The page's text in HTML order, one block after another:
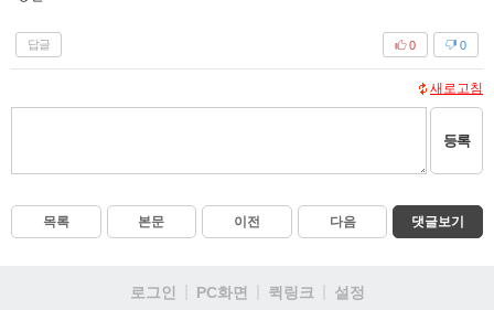
답글 0
0
새로고침
등록
목록 본문 이전 다음 댓글보기
로그인 PC화면 퀵링크 설정